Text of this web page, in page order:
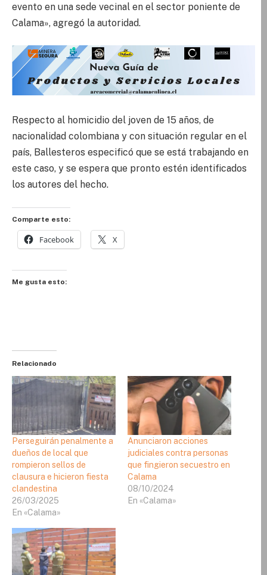
evento en una sede vecinal en el sector poniente de
Calama», agregó la autoridad.
Respecto al homicidio del joven de 15 años, de
nacionalidad colombiana y con situación regular en el
país, Ballesteros especificó que se está trabajando en
este caso, y se espera que pronto estén identificados
los autores del hecho.
Comparte esto:
Facebook X
Me gusta esto:
Relacionado
Perseguirán penalmente a
dueños de local que
rompieron sellos de
clausura e hicieron fiesta
clandestina
26/03/2025
En «Calama»
Anunciaron acciones
judiciales contra personas
que fingieron secuestro en
Calama
08/10/2024
En «Calama»